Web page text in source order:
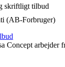
skriftligt tilbud
(AB-Forbruger)